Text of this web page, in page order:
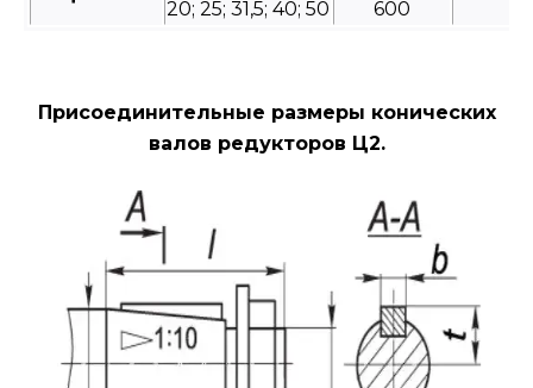
20; 25; 31,5; 40; 50 600
Присоединительные размеры конических
валов редукторов Ц2.